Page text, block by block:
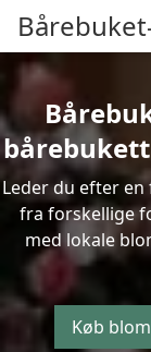
Leder du efter
fra forskellige
med lokale
Køb